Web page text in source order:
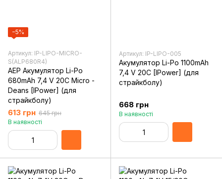
−5%
Артикул: IP-LIPO-MICRO-
S(ALP680R4)
AEP Акумулятор Li-Po
680mAh 7,4 V 20C Micro -
Deans [IPower] (для
страйкболу)
613 грн 645 грн
В наявності
Артикул: IP-LIPO-005
Акумулятор Li-Po 1100mAh
7,4 V 20C [IPower] (для
страйкболу)
668 грн
В наявності